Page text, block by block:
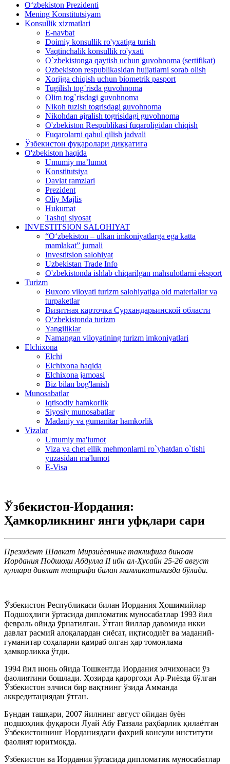
Oʻzbekiston Prezidenti
Mening Konstitutsiyam
Konsullik xizmatlari
E-navbat
Doimiy konsullik ro'yxatiga turish
Vaqtinchalik konsullik ro'yxati
O`zbekistonga qaytish uchun guvohnoma (sertifikat)
Ozbekiston respublikasidan hujjatlarni sorab olish
Xorijga chiqish uchun biometrik pasport
Tugilish tog`risda guvohnoma
Olim tog`risdagi guvohnoma
Nikoh tuzish togrisdagi guvohnoma
Nikohdan ajralish togrisidagi guvohnoma
O'zbekiston Respublikasi fuqaroligidan chiqish
Fuqarolarni qabul qilish jadvali
Ўзбекистон фуқаролари диққатига
O'zbekiston haqida
Umumiy ma’lumot
Konstitutsiya
Davlat ramzlari
Prezident
Oliy Majlis
Hukumat
Tashqi siyosat
INVESTITSION SALOHIYAT
“Oʻzbekiston – ulkan imkoniyatlarga ega katta
mamlakat” jurnali
Investitsion salohiyat
Uzbekistan Trade Info
O'zbekistonda ishlab chiqarilgan mahsulotlarni eksport
Turizm
Buxoro viloyati turizm salohiyatiga oid materiallar va
turpaketlar
Визитная карточка Сурхандарьинской области
Oʻzbekistonda turizm
Yangiliklar
Namangan viloyatining turizm imkoniyatlari
Elchixona
Elchi
Elchixona haqida
Elchixona jamoasi
Biz bilan bog'lanish
Munosabatlar
Iqtisodiy hamkorlik
Siyosiy munosabatlar
Madaniy va gumanitar hamkorlik
Vizalar
Umumiy ma'lumot
Viza va chet ellik mehmonlarni ro`yhatdan o`tishi
yuzasidan ma'lumot
E-Visa
Ўзбекистон-Иордания:
Ҳамкорликнинг янги уфқлари сари
Президент Шавкат Мирзиёевнинг таклифига биноан
Иордания Подшоҳи Абдулла II ибн ал-Ҳусайн 25-26 август
кунлари давлат ташрифи билан мамлакатимизда бўлади.
Ўзбекистон Республикаси билан Иордания Ҳошимийлар
Подшоҳлиги ўртасида дипломатик муносабатлар 1993 йил
февраль ойида ўрнатилган. Ўтган йиллар давомида икки
давлат расмий алоқалардан сиёсат, иқтисодиёт ва маданий-
гуманитар соҳаларни қамраб олган ҳар томонлама
ҳамкорликка ўтди.
1994 йил июнь ойида Тошкентда Иордания элчихонаси ўз
фаолиятини бошлади. Ҳозирда қароргоҳи Ар-Риёзда бўлган
Ўзбекистон элчиси бир вақтнинг ўзида Амманда
аккредитациядан ўтган.
Бундан ташқари, 2007 йилнинг август ойидан буён
подшоҳлик фуқароси Луай Абу Ғаззала раҳбарлик қилаётган
Ўзбекистоннинг Иорданиядаги фахрий консули институти
фаолият юритмоқда.
Ўзбекистон ва Иордания ўртасида дипломатик муносабатлар